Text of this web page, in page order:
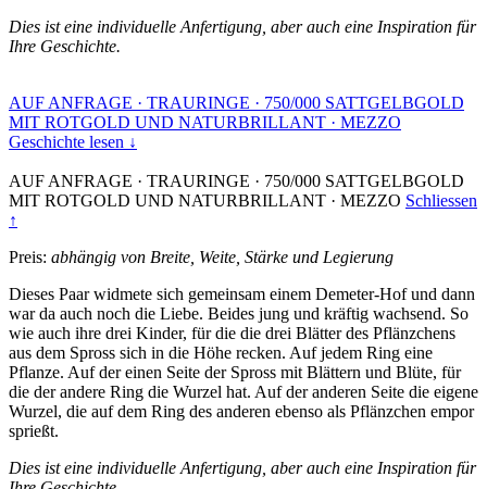
Dies ist eine individuelle Anfertigung, aber auch eine Inspiration für
Ihre Geschichte.
AUF ANFRAGE · TRAURINGE · 750/000 SATTGELBGOLD
MIT ROTGOLD UND NATURBRILLANT · MEZZO
Geschichte lesen ↓
AUF ANFRAGE · TRAURINGE · 750/000 SATTGELBGOLD
MIT ROTGOLD UND NATURBRILLANT · MEZZO Schliessen
↑
Preis: abhängig von Breite, Weite, Stärke und Legierung
Dieses Paar widmete sich gemeinsam einem Demeter-Hof und dann
war da auch noch die Liebe. Beides jung und kräftig wachsend. So
wie auch ihre drei Kinder, für die die drei Blätter des Pflänzchens
aus dem Spross sich in die Höhe recken. Auf jedem Ring eine
Pflanze. Auf der einen Seite der Spross mit Blättern und Blüte, für
die der andere Ring die Wurzel hat. Auf der anderen Seite die eigene
Wurzel, die auf dem Ring des anderen ebenso als Pflänzchen empor
sprießt.
Dies ist eine individuelle Anfertigung, aber auch eine Inspiration für